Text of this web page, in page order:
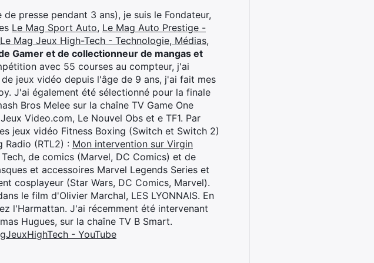
presse pendant 3 ans), je suis le Fondateur,
Le Mag Sport Auto, Le Mag Auto Prestige -
Le Mag Jeux High-Tech - Technologie, Médias,
Gamer et de collectionneur de mangas et
avec 55 courses au compteur, j'ai
jeux vidéo depuis l'âge de 9 ans, j'ai fait mes
J'ai également été sélectionné pour la finale
Bros Melee sur la chaîne TV Game One
Video.com, Le Nouvel Obs et e TF1. Par
jeux vidéo Fitness Boxing (Switch et Switch 2)
Radio (RTL2) : Mon intervention sur Virgin
de comics (Marvel, DC Comics) et de
et accessoires Marvel Legends Series et
cosplayeur (Star Wars, DC Comics, Marvel).
le film d'Olivier Marchal, LES LYONNAIS. En
l'Harmattan. J'ai récemment été intervenant
Hugues, sur la chaîne TV B Smart.
- YouTube